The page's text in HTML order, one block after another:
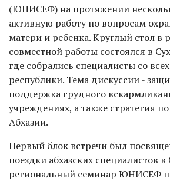
(ЮНИСЕФ) на протяжении
активную работу по вопросам
матери и ребенка. Круглый стол в
совместной работы состоялся в
где собрались специалисты со
республики. Тема дискуссии -
поддержка грудного
учреждениях, а также стратегия
Абхазии.
Первый блок встречи был
поездки абхазских специалистов
региональный семинар ЮНИСЕФ